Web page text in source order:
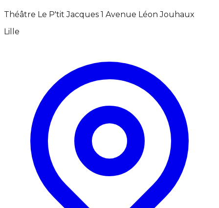
Théâtre Le P'tit Jacques 1 Avenue Léon Jouhaux
Lille